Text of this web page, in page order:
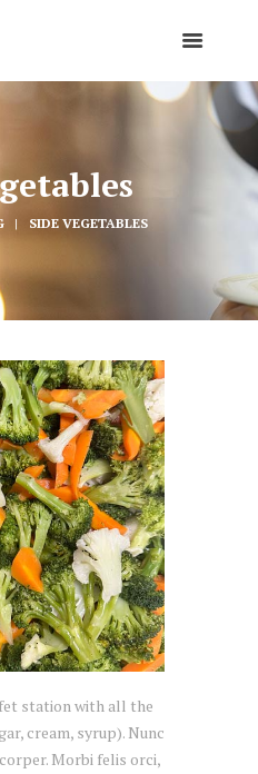
SIDE VEGETABLES
station with all the
cream, syrup). Nunc
Morbi felis orci,